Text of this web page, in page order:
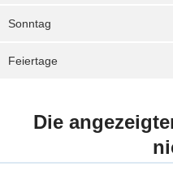
Sonntag
Feiertage
Die